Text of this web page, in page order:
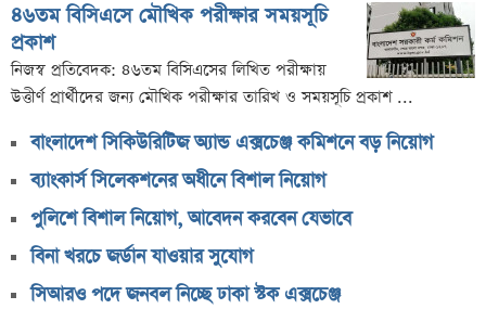
৪৬তম বিসিএসে মৌখিক পরীক্ষার সময়সূচি
প্রকাশ
নিজস্ব প্রতিবেদক: ৪৬তম বিসিএসের লিখিত পরীক্ষায়
উত্তীর্ণ প্রার্থীদের জন্য মৌখিক পরীক্ষার তারিখ ও সময়সূচি প্রকাশ ...
বাংলাদেশ সিকিউরিটিজ অ্যান্ড এক্সচেঞ্জ কমিশনে বড় নিয়োগ
ব্যাংকার্স সিলেকশনের অধীনে বিশাল নিয়োগ
পুলিশে বিশাল নিয়োগ, আবেদন করবেন যেভাবে
বিনা খরচে জর্ডান যাওয়ার সুযোগ
সিআরও পদে জনবল নিচ্ছে ঢাকা স্টক এক্সচেঞ্জ